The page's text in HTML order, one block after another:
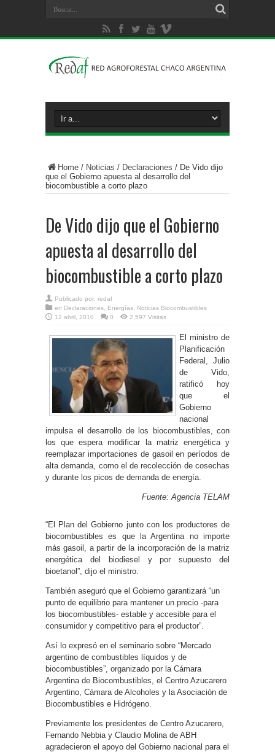
Home / Noticias / Declaraciones / De Vido dijo
que el Gobierno apuesta al desarrollo del
biocombustible a corto plazo
De Vido dijo que el Gobierno
apuesta al desarrollo del
biocombustible a corto plazo
Publicado por: redaf
en Declaraciones Energías
Noticias Biocombustibles
12 abril, 2010
0 2,597 Visitas
El ministro de
Planificación
Federal, Julio
de Vido,
ratificó hoy
que el
Gobierno
nacional
impulsa el desarrollo de los biocombustibles, con
los que espera modificar la matriz energética y
reemplazar importaciones de gasoil en períodos de
alta demanda, como el de recolección de cosechas
y durante los picos de demanda de energía.
Fuente: Agencia TELAM
“El Plan del Gobierno junto con los productores de
biocombustibles es que la Argentina no importe
más gasoil, a partir de la incorporación de la matriz
energética del biodiesel y por supuesto del
bioetanol”, dijo el ministro.
También aseguró que el Gobierno garantizará “un
punto de equilibrio para mantener un precio -para
los biocombustibles- estable y accesible para el
consumidor y competitivo para el productor”.
Así lo expresó en el seminario sobre “Mercado
argentino de combustibles líquidos y de
biocombustibles”, organizado por la Cámara
Argentina de Biocombustibles, el Centro Azucarero
Argentino, Cámara de Alcoholes y la Asociación de
Biocombustibles e Hidrógeno.
Previamente los presidentes de Centro Azucarero,
Fernando Nebbia y Claudio Molina de ABH
agradecieron el apoyo del Gobierno nacional para el